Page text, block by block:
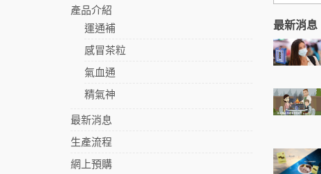
產品介紹
運通補
感冒茶粒
氣血通
精氣神
最新消息
生產流程
網上預購
最新消息